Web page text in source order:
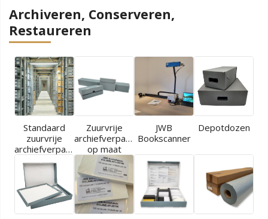
Archiveren, Conserveren,
Restaureren
Standaard
zuurvrije
archiefverpakkingen
Zuurvrije
archiefverpakkingen
op maat
JWB
Bookscanner
Depotdozen